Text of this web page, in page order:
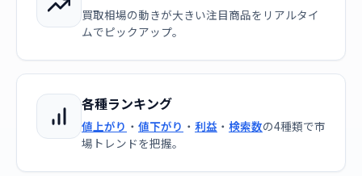
買取相場の動きが大きい注目商品をリアルタイ
ムでピックアップ。
各種ランキング
値上がり ・ 値下がり ・ 利益 ・ 検索数の4種類で市
場トレンドを把握。